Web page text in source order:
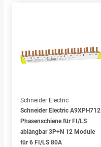
Schneider Electric
Schneider Electric A9XPH712
Phasenschiene für FI/LS
ablängbar 3P+N 12 Module
für 6 FI/LS 80A